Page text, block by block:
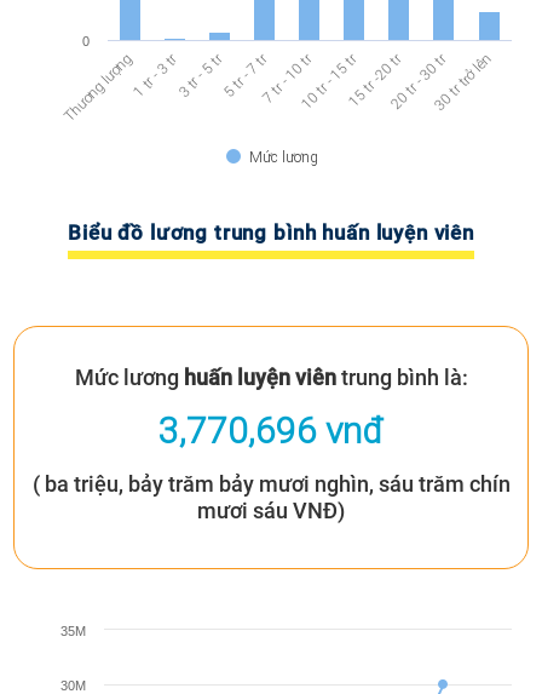
Mức lương
Thương lượng1 tr - 3 tr3 tr - 5 tr5 tr - 7 tr7 tr - 10 tr10 tr - 15 tr15 tr -20 tr20 tr - 30 tr30 tr trở lên
0
Biểu đồ lương trung bình huấn luyện viên
Mức lương huấn luyện viêntrung bình là:
3,770,696 vnđ
( ba triệu, bảy trăm bảy mươi nghìn, sáu trăm chín
mươi sáu VNĐ)
30M
35M